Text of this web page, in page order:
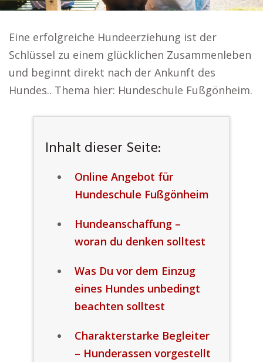
Eine erfolgreiche Hundeerziehung ist der
Schlüssel zu einem glücklichen Zusammenleben
und beginnt direkt nach der Ankunft des
Hundes.. Thema hier: Hundeschule Fußgönheim.
Inhalt dieser Seite:
Online Angebot für
Hundeschule Fußgönheim
Hundeanschaffung –
woran du denken solltest
Was Du vor dem Einzug
eines Hundes unbedingt
beachten solltest
Charakterstarke Begleiter
– Hunderassen vorgestellt